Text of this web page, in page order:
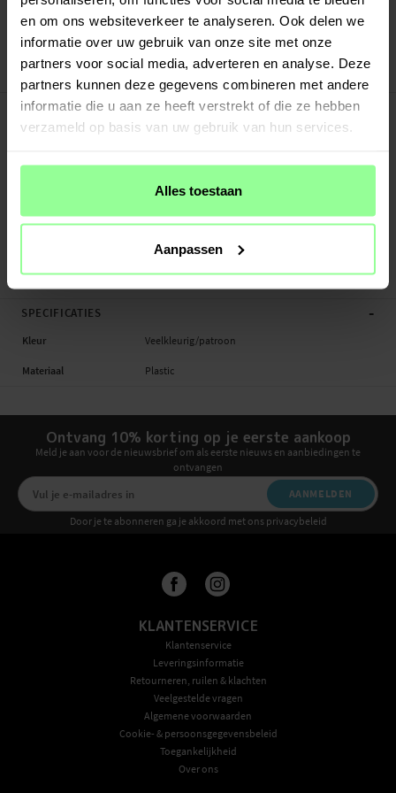
en om ons websiteverkeer te analyseren. Ook delen we
informatie over uw gebruik van onze site met onze
partners voor social media, adverteren en analyse. Deze
partners kunnen deze gegevens combineren met andere
informatie die u aan ze heeft verstrekt of die ze hebben
verzameld op basis van uw gebruik van hun services.
Alles toestaan
Aanpassen
Veilig betalen met Klarna of Paypal
30 dagen retourrecht
Art number iDeal Of Sweden
PRODUCTBESCHRIJVING
Hardcase voor Samsung Galaxy S21 Plus.
Geschikt voor: Samsung Galaxy S21 Plus
Materiaal: Plastic
Hardcase, Smartphone
SPECIFICATIES -
Kleur Veelkleurig/patroon
Materiaal Plastic
Ontvang 10% korting op je eerste aankoop
Meld je aan voor de nieuwsbrief om als eerste nieuws en aanbiedingen te
ontvangen
AANMELDEN
Door je te abonneren ga je akkoord met ons privacybeleid
KLANTENSERVICE
Klantenservice
Leveringsinformatie
Retourneren, ruilen & klachten
Veelgestelde vragen
Algemene voorwaarden
Cookie- & persoonsgegevensbeleid
Toegankelijkheid
Over ons